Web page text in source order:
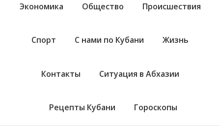
Экономика Общество Происшествия
Спорт С нами по Кубани Жизнь
Контакты Ситуация в Абхазии
Рецепты Кубани Гороскопы